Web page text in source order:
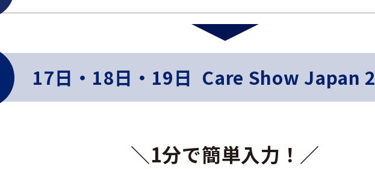
17日・18日・19日 Care Show Japan
＼1分で簡単入力！／